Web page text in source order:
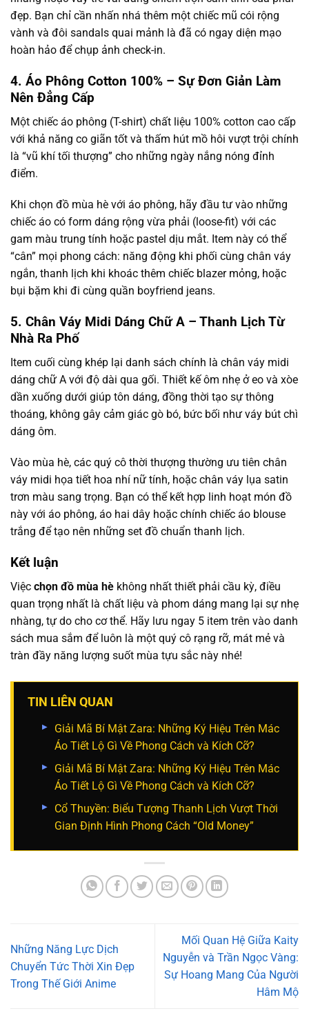
đẹp. Bạn chỉ cần nhấn nhá thêm một chiếc mũ cói rộng
vành và đôi sandals quai mảnh là đã có ngay diện mạo
hoàn hảo để chụp ảnh check-in.
4. Áo Phông Cotton 100% – Sự Đơn Giản Làm
Nên Đẳng Cấp
Một chiếc áo phông (T-shirt) chất liệu 100% cotton cao cấp
với khả năng co giãn tốt và thấm hút mồ hôi vượt trội chính
là “vũ khí tối thượng” cho những ngày nắng nóng đỉnh
điểm.
Khi chọn đồ mùa hè với áo phông, hãy đầu tư vào những
chiếc áo có form dáng rộng vừa phải (loose-fit) với các
gam màu trung tính hoặc pastel dịu mắt. Item này có thể
“cân” mọi phong cách: năng động khi phối cùng chân váy
ngắn, thanh lịch khi khoác thêm chiếc blazer mỏng, hoặc
bụi bặm khi đi cùng quần boyfriend jeans.
5. Chân Váy Midi Dáng Chữ A – Thanh Lịch Từ
Nhà Ra Phố
Item cuối cùng khép lại danh sách chính là chân váy midi
dáng chữ A với độ dài qua gối. Thiết kế ôm nhẹ ở eo và xòe
dần xuống dưới giúp tôn dáng, đồng thời tạo sự thông
thoáng, không gây cảm giác gò bó, bức bối như váy bút chì
dáng ôm.
Vào mùa hè, các quý cô thời thượng thường ưu tiên chân
váy midi họa tiết hoa nhí nữ tính, hoặc chân váy lụa satin
trơn màu sang trọng. Bạn có thể kết hợp linh hoạt món đồ
này với áo phông, áo hai dây hoặc chính chiếc áo blouse
trắng để tạo nên những set đồ chuẩn thanh lịch.
Kết luận
Việc chọn đồ mùa hè không nhất thiết phải cầu kỳ, điều
quan trọng nhất là chất liệu và phom dáng mang lại sự nhẹ
nhàng, tự do cho cơ thể. Hãy lưu ngay 5 item trên vào danh
sách mua sắm để luôn là một quý cô rạng rỡ, mát mẻ và
tràn đầy năng lượng suốt mùa tựu sắc này nhé!
TIN LIÊN QUAN
Giải Mã Bí Mật Zara: Những Ký Hiệu Trên Mác
Áo Tiết Lộ Gì Về Phong Cách và Kích Cỡ?
Giải Mã Bí Mật Zara: Những Ký Hiệu Trên Mác
Áo Tiết Lộ Gì Về Phong Cách và Kích Cỡ?
Cổ Thuyền: Biểu Tượng Thanh Lịch Vượt Thời
Gian Định Hình Phong Cách “Old Money”
Những Năng Lực Dịch
Chuyển Tức Thời Xin Đẹp
Trong Thế Giới Anime
Mối Quan Hệ Giữa Kaity
Nguyễn và Trần Ngọc Vàng:
Sự Hoang Mang Của Người
Hâm Mộ